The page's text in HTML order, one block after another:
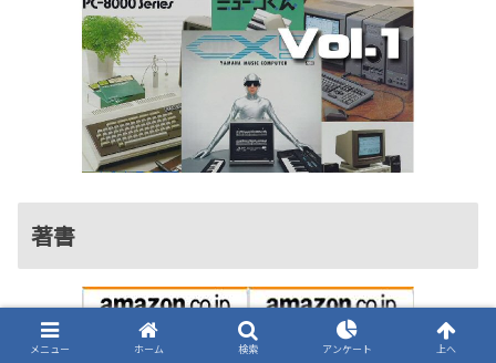
著書
メニュー ホーム 検索 アンケート 上へ